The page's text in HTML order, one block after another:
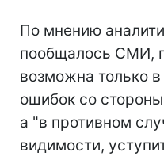
По мнению
пообщалось СМИ,
возможна только
ошибок со
а "в противном
видимости,